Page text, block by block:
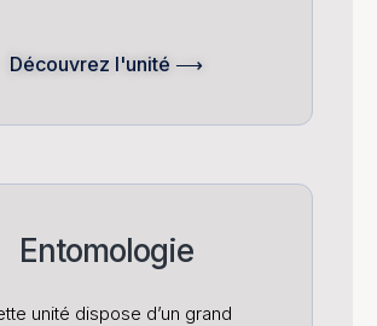
Découvrez l'unité ⟶
Entomologie
unité dispose d’un grand